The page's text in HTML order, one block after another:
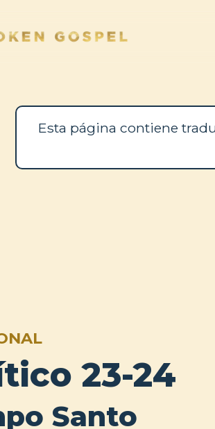
Esta página contiene
23-24
Santo